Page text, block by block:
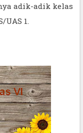
adik-adik kelas
1.